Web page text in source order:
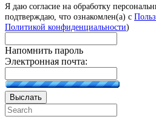
Я даю согласие на обработку
подтверждаю, что ознакомлен(а) с
Политикой конфиденциальности)
Напомнить пароль
Электронная почта:
Выслать